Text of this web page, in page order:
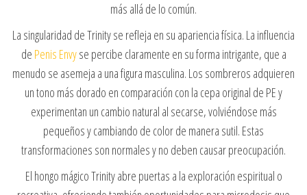
más allá de lo común.
La singularidad de Trinity se refleja en su apariencia física. La influencia
de Penis Envyse percibe claramente en su forma intrigante, que a
menudo se asemeja a una figura masculina. Los sombreros adquieren
un tono más dorado en comparación con la cepa original de PE y
experimentan un cambio natural al secarse, volviéndose más
pequeños y cambiando de color de manera sutil. Estas
transformaciones son normales y no deben causar preocupación.
El hongo mágico Trinity abre puertas a la exploración espiritual o